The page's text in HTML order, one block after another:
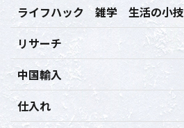
ライフハック 雑学 生活の小技
リサーチ
中国輸入
仕入れ